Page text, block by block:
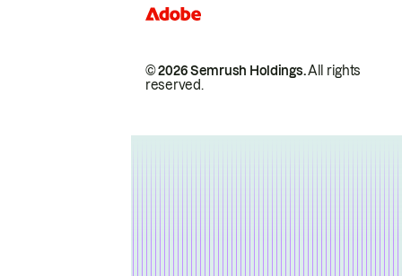
© 2026 Semrush Holdings.All rights
reserved.